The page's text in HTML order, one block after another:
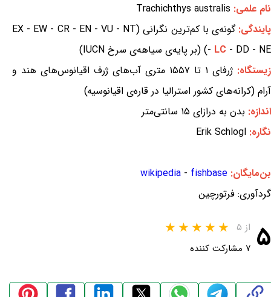
نام علمی: Trachichthys australis
پایندگی:
گونه‌ی با کم‌ترین نگرانی (EX - EW - CR - EN - VU - NT
- LC - DD - NE) (بر پایه‌ی سیاهه‌ی سرخ IUCN)
زیستگاه:
ژرفای ۱ تا ۱۵۵۷ متری آب‌های ژرف اقیانوس‌های هند و
آرام (کرانه‌های کشور استرالیا در قاره‌ی اقیانوسیه)
اندازه: بدن به درازای ۱۵ سانتی‌متر
نگاره: Erik Schlogl
بن‌مایگان: wikipedia - fishbase
گردآوری: فرتورچین
۵ از ۵
۷ مشارکت کننده